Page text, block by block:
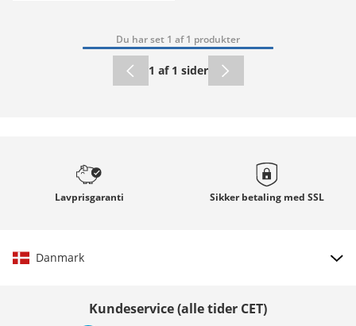
Du har set 1 af 1 produkter
1 af 1 sider
Lavprisgaranti Sikker betaling med SSL
Danmark
Kundeservice (alle tider CET)